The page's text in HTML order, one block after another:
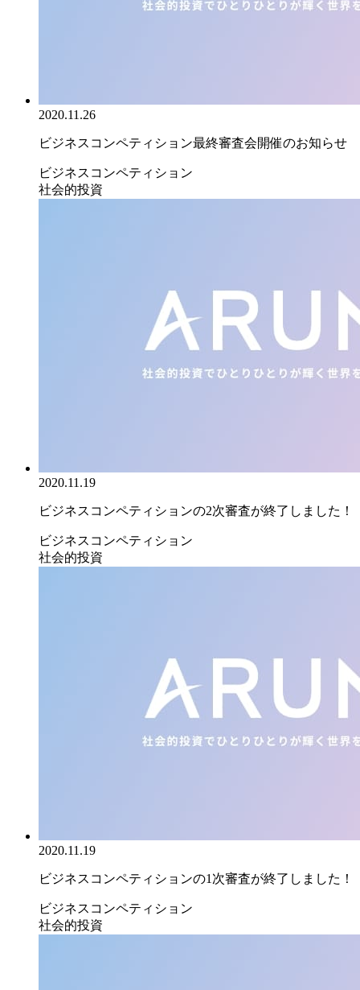
2020.11.26
ビジネスコンペティション最終審査会開催のお知らせ
ビジネスコンペティション
社会的投資
2020.11.19
ビジネスコンペティションの2次審査が終了しました！
ビジネスコンペティション
社会的投資
2020.11.19
ビジネスコンペティションの1次審査が終了しました！
ビジネスコンペティション
社会的投資